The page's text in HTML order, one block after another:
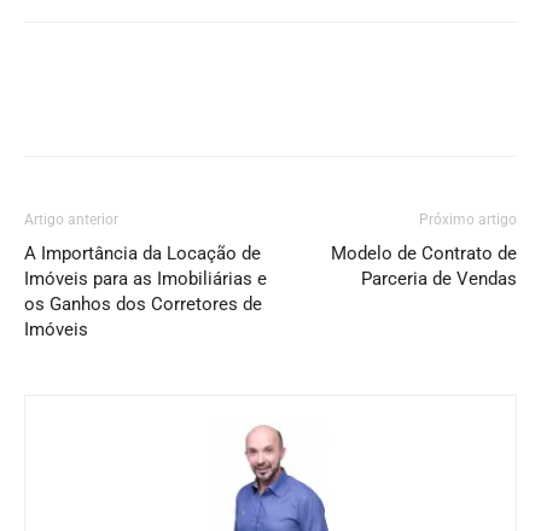
Artigo anterior
A Importância da Locação de
Imóveis para as Imobiliárias e
os Ganhos dos Corretores de
Imóveis
Próximo artigo
Modelo de Contrato de
Parceria de Vendas